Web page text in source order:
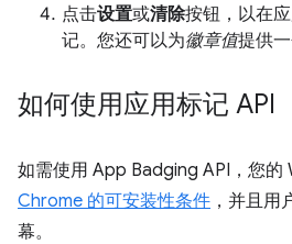
点击设置或清除按钮，以在
记。您还可以为徽章值提供一
如何使用应用标记 API
如需使用 App Badging API，您的
Chrome 的可安装性条件 ，并且用
幕。